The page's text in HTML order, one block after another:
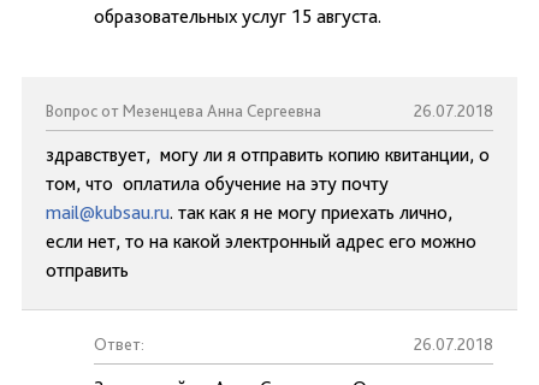
образовательных услуг 15 августа.
Вопрос от Мезенцева Анна Сергеевна 26.07.2018
здравствует, могу ли я отправить копию квитанции, о
том, что оплатила обучение на эту почту
mail@kubsau.ru. так как я не могу приехать лично,
если нет, то на какой электронный адрес его можно
отправить
Ответ: 26.07.2018